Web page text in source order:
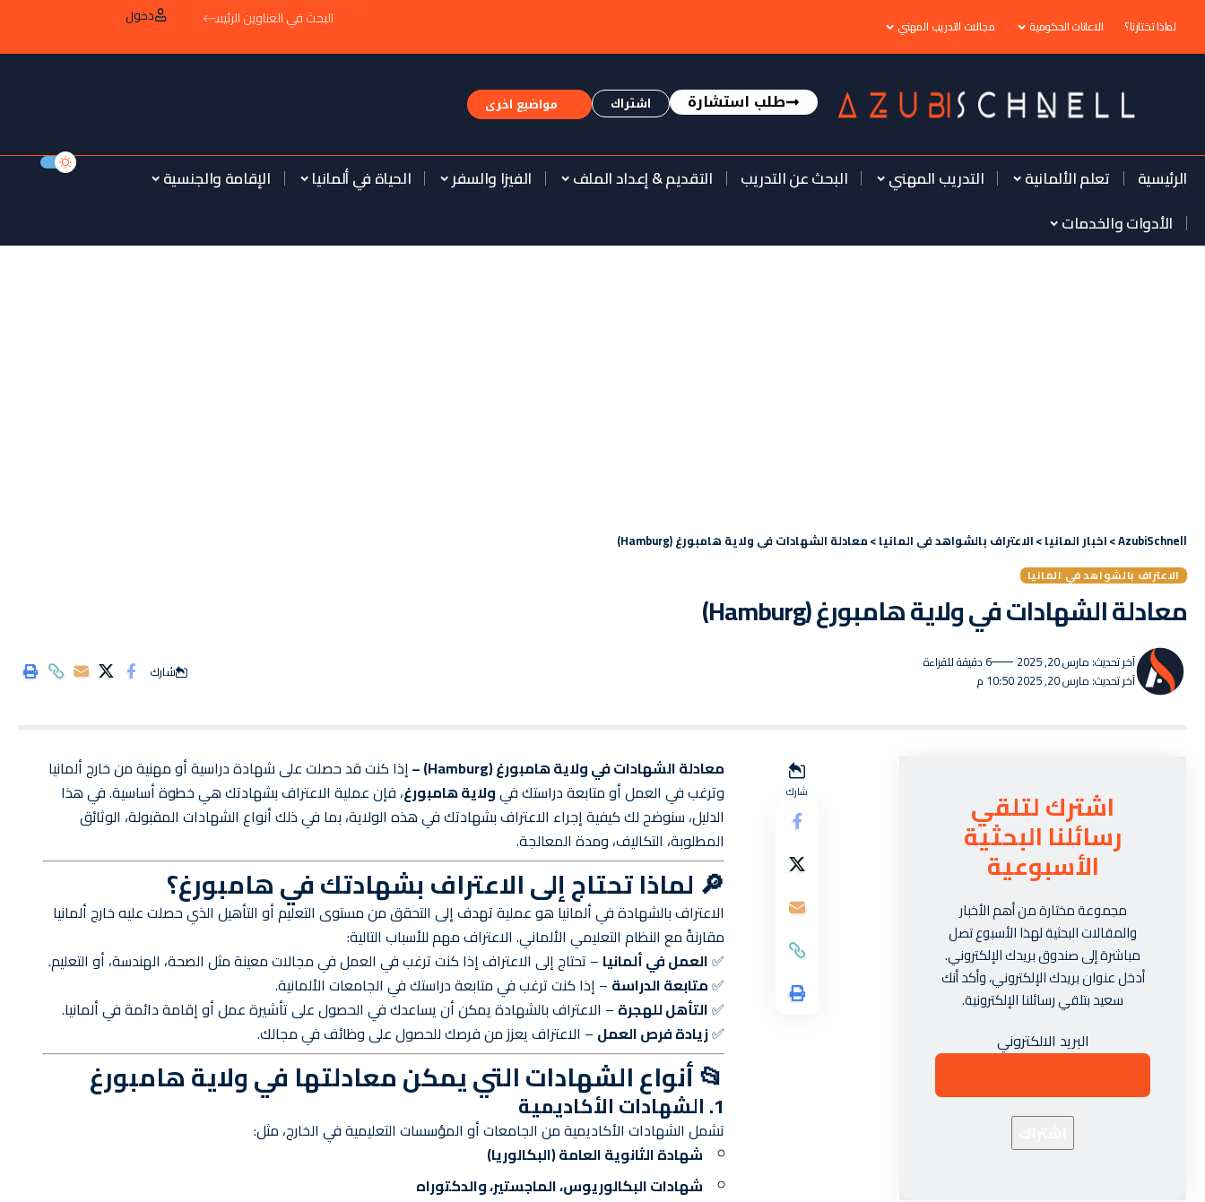
لماذا تختارنا؟ الاعانات الحكومية مجالات التدريب المهني
دخول
طلب استشارة اشتراك مواضيع اخرى
الرئيسية تعلم الألمانية التدريب المهني البحث عن التدريب التقديم & إعداد الملف الفيزا والسفر الحياة في ألمانيا
الإقامة والجنسية
الأدوات والخدمات
AzubiSchnell
>اخبار المانيا>الاعتراف بالشواهد في المانيا>معادلة الشهادات في ولاية هامبورغ (Hamburg)
الاعتراف بالشواهد في المانيا
معادلة الشهادات في ولاية هامبورغ (Hamburg)
آخر تحديث: مارس 20, 2025 10:50 م
آخر تحديث: مارس 20, 2025 6 دقيقة للقراءة شارك
شارك
معادلة الشهادات في ولاية هامبورغ (Hamburg) –
إذا كنت قد حصلت على شهادة دراسية أو مهنية من خارج ألمانيا
وترغب في العمل أو متابعة دراستك فيولاية هامبورغ، فإن عملية الاعتراف بشهادتك هي خطوة أساسية. في هذا
الدليل، سنوضح لك كيفية إجراء الاعتراف بشهادتك في هذه الولاية، بما في ذلك أنواع الشهادات المقبولة، الوثائق
المطلوبة، التكاليف، ومدة المعالجة.
🔎 لماذا تحتاج إلى الاعتراف بشهادتك في هامبورغ؟
الاعتراف بالشهادة في ألمانيا هو عملية تهدف إلى التحقق من مستوى التعليم أو التأهيل الذي حصلت عليه خارج ألمانيا
مقارنةً مع النظام التعليمي الألماني. الاعتراف مهم للأسباب التالية:
✅العمل في ألمانيا – تحتاج إلى الاعتراف إذا كنت ترغب في العمل في مجالات معينة مثل الصحة، الهندسة، أو التعليم.
✅متابعة الدراسة – إذا كنت ترغب في متابعة دراستك في الجامعات الألمانية.
✅التأهل للهجرة – الاعتراف بالشهادة يمكن أن يساعدك في الحصول على تأشيرة عمل أو إقامة دائمة في ألمانيا.
✅زيادة فرص العمل – الاعتراف يعزز من فرصك للحصول على وظائف في مجالك.
📂 أنواع الشهادات التي يمكن معادلتها في ولاية هامبورغ
1. الشهادات الأكاديمية
تشمل الشهادات الأكاديمية من الجامعات أو المؤسسات التعليمية في الخارج، مثل:
شهادة الثانوية العامة (البكالوريا)
شهادات البكالوريوس، الماجستير، والدكتوراه
اشترك لتلقي
رسائلنا البحثية
الأسبوعية
مجموعة مختارة من أهم الأخبار
والمقالات البحثية لهذا الأسبوع تصل
مباشرة إلى صندوق بريدك الإلكتروني.
أدخل عنوان بريدك الإلكتروني، وأكد أنك
سعيد بتلقي رسائلنا الإلكترونية.
البريد الالكتروني